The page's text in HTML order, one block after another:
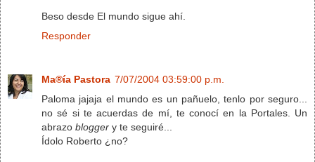
Beso desde El mundo sigue ahí.
Responder
Ma®ía Pastora 7/07/2004 03:59:00 p.m.
Paloma jajaja el mundo es un pañuelo, tenlo por seguro...
no sé si te acuerdas de mí, te conocí en la Portales. Un
abrazo blogger y te seguiré...
Ídolo Roberto ¿no?